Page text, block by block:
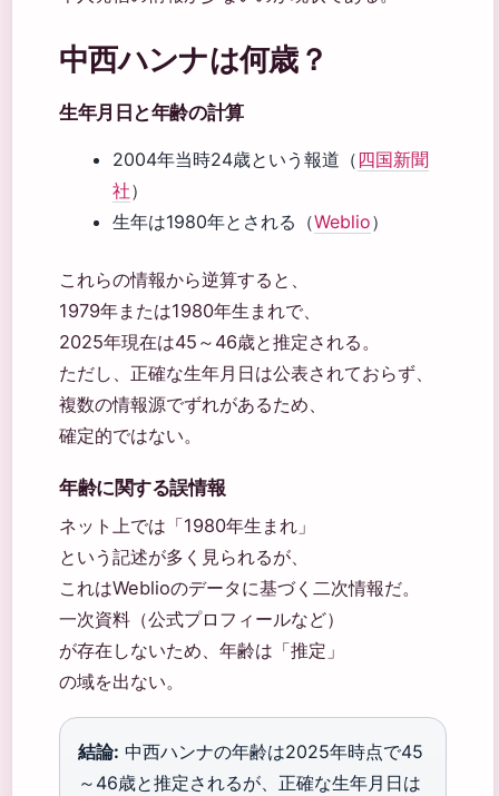
中西ハンナは何歳？
生年月日と年齢の計算
2004年当時24歳という報道（ 四国新聞
社）
生年は1980年とされる（Weblio）
これらの情報から逆算すると、
1979年または1980年生まれで、
2025年現在は45～46歳と推定される。
ただし、正確な生年月日は公表されておらず、
複数の情報源でずれがあるため、
確定的ではない。
年齢に関する誤情報
ネット上では「1980年生まれ」
という記述が多く見られるが、
これはWeblioのデータに基づく二次情報だ。
一次資料（公式プロフィールなど）
が存在しないため、年齢は「推定」
の域を出ない。
結論: 中西ハンナの年齢は2025年時点で45
～46歳と推定されるが、正確な生年月日は